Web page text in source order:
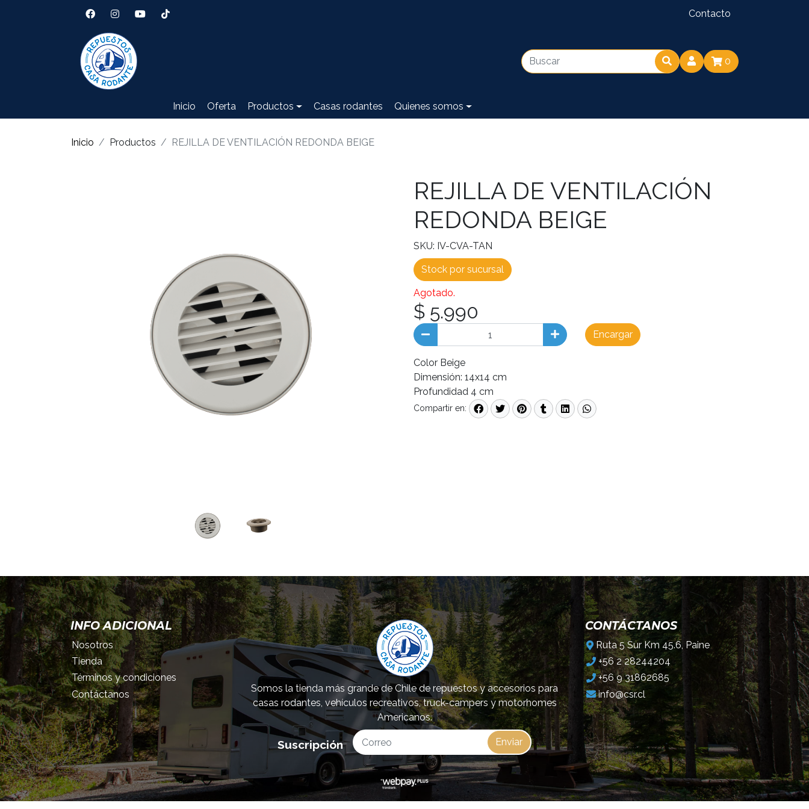
Contacto
0
Inicio Oferta Productos Casas rodantes Quienes somos
Inicio Productos REJILLA DE VENTILACIÓN REDONDA BEIGE
REJILLA DE VENTILACIÓN
REDONDA BEIGE
SKU: IV-CVA-TAN
Stock por sucursal
Agotado.
$ 5.990
Encargar
Color Beige
Dimensión: 14x14 cm
Profundidad 4 cm
Compartir en:
INFO ADICIONAL
Nosotros
Tienda
Términos y condiciones
Contáctanos
Somos la tienda más grande de Chile de repuestos y accesorios para
casas rodantes, vehículos recreativos, truck-campers y motorhomes
Americanos.
CONTÁCTANOS
Ruta 5 Sur Km 45.6, Paine
+56 2 28244204
+56 9 31862685
info@csr.cl
Suscripción Enviar